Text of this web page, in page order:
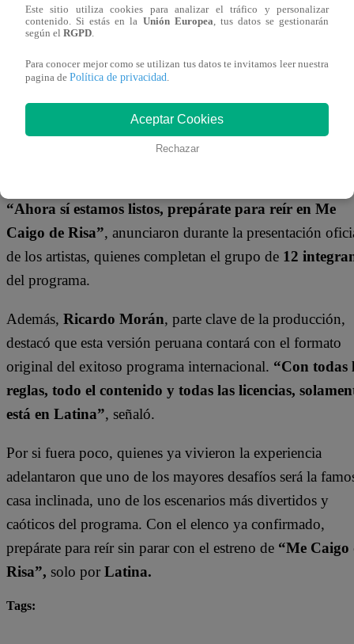
Conoce a los 6
primeros
Los nuevos convocados son
quienes llegan para sumarse a las dinámicas,
juegos y retos del formato internacional junto a
“Ahora sí estamos listos, prepárate para reír en Me
Caigo de Risa”, anunciaron durante la presentación
de los artistas, quienes completan el grupo de 12
del programa.
Además, Ricardo Morán, parte clave de la producción,
destacó que esta versión peruana contará con el formato
original del exitoso programa internacional. “Con todas
reglas, todo el contenido y todas las licencias,
está en Latina”, señaló.
Por si fuera poco, quienes ya vivieron la experiencia
adelantaron que uno de los mayores desafíos será la
casa inclinada, uno de los escenarios más divertidos y
caóticos del programa. Con el elenco ya confirmado,
prepárate para reír sin parar con el estreno de “Me Caigo
Risa”, solo por Latina.
Tags:
Este sitio utiliza cookies para analizar el tráfico y personalizar
contenido. Si estás en la Unión Europea , tus datos se gestionarán
según el RGPD
Para conocer mejor como se utilizan tus datos te invitamos leer nuestra
pagina de Política de privacidad
Aceptar Cookies
Rechazar